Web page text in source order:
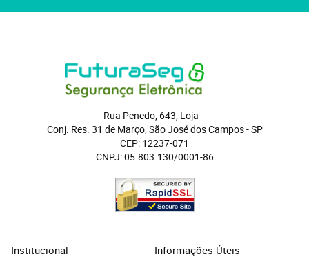
Rua Penedo, 643, Loja -
Conj. Res. 31 de Março, São José dos Campos - SP
CEP: 12237-071
CNPJ: 05.803.130/0001-86
Institucional Informações Úteis